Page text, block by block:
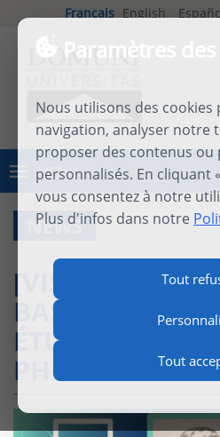
Paramètres
Nous utilisons des
navigation, analyser notre
proposer des contenus ou
personnalisés. En cliquant
vous consentez à notre
Plus d'infos dans notre
Tout
Tout
Français English
MENU
NEWS
[VISAGES DE
BASTIEN
ÉTUDIANT EN
PHILOSOPHIE